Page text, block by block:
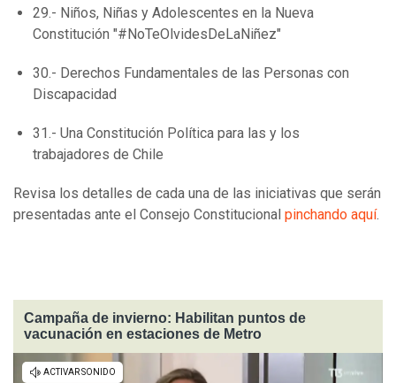
29.- Niños, Niñas y Adolescentes en la Nueva
Constitución "#NoTeOlvidesDeLaNiñez"
30.- Derechos Fundamentales de las Personas con
Discapacidad
31.- Una Constitución Política para las y los
trabajadores de Chile
Revisa los detalles de cada una de las iniciativas que serán
presentadas ante el Consejo Constitucional pinchando aquí.
Campaña de invierno: Habilitan puntos de
vacunación en estaciones de Metro